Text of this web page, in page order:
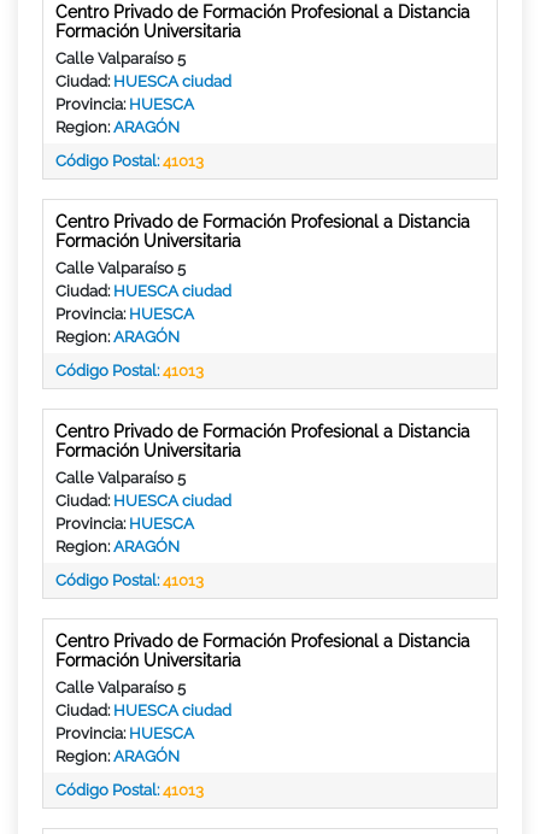
Centro Privado de Formación Profesional a Distancia
Formación Universitaria
Calle Valparaíso 5
Ciudad: HUESCA ciudad
Provincia: HUESCA
Region:ARAGÓN
Código Postal:41013
Centro Privado de Formación Profesional a Distancia
Formación Universitaria
Calle Valparaíso 5
Ciudad: HUESCA ciudad
Provincia: HUESCA
Region:ARAGÓN
Código Postal:41013
Centro Privado de Formación Profesional a Distancia
Formación Universitaria
Calle Valparaíso 5
Ciudad: HUESCA ciudad
Provincia: HUESCA
Region:ARAGÓN
Código Postal:41013
Centro Privado de Formación Profesional a Distancia
Formación Universitaria
Calle Valparaíso 5
Ciudad: HUESCA ciudad
Provincia: HUESCA
Region:ARAGÓN
Código Postal:41013